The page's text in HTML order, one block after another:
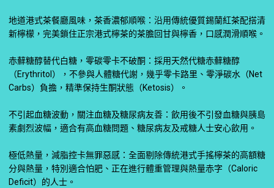
地道港式茶餐廳風味，茶香濃郁順喉：沿用傳統優質錫蘭紅茶配搭清
新檸檬，完美鎖住正宗港式檸茶的茶膽回甘與檸香，口感潤滑順喉。
赤蘚糖醇替代白糖，零碳零卡不破酮：採用天然代糖赤蘚糖醇
（Erythritol），不參與人體糖代謝，幾乎零卡路里、零淨碳水（Net
Carbs）負擔，精準保持生酮狀態（Ketosis）。
不引起血糖波動，關注血糖及糖尿病友善：飲用後不引發血糖與胰島
素劇烈波幅，適合有高血糖問題、糖尿病友及戒糖人士安心飲用。
極低熱量，減脂控卡無罪惡感：全面剔除傳統港式手搖檸茶的高額糖
分與熱量，特別適合怕肥、正在進行體重管理與熱量赤字（Caloric
Deficit）的人士。